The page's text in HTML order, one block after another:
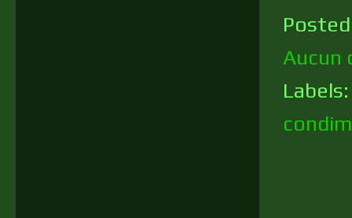
Aucun